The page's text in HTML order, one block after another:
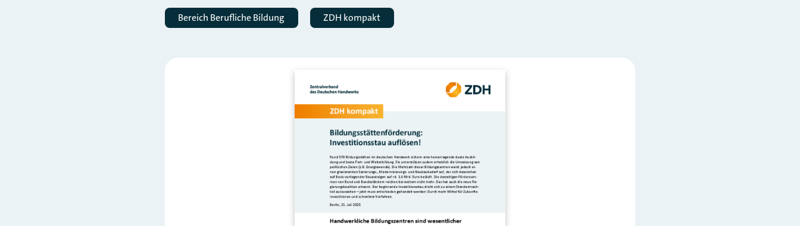
Bereich Berufliche Bildung ZDH kompakt